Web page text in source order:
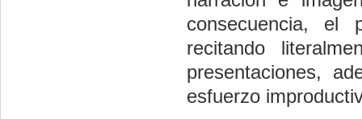
consecuencia, el
recitando
presentaciones,
esfuerzo